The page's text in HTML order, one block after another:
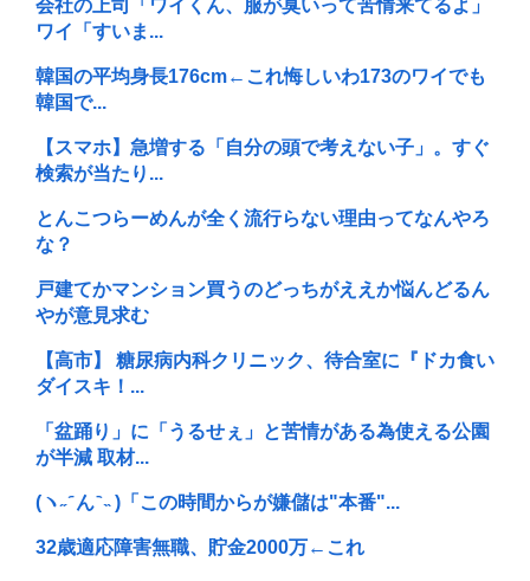
会社の上司「ワイくん、服が臭いって苦情来てるよ」
ワイ「すいま...
韓国の平均身長176cm←これ悔しいわ173のワイでも
韓国で...
【スマホ】急増する「自分の頭で考えない子」。すぐ
検索が当たり...
とんこつらーめんが全く流行らない理由ってなんやろ
な？
戸建てかマンション買うのどっちがええか悩んどるん
やが意見求む
【高市】 糖尿病内科クリニック、待合室に『ドカ食い
ダイスキ！...
「盆踊り」に「うるせぇ」と苦情がある為使える公園
が半減 取材...
(ヽ˶ ᷇ ん ᷆ ˵ )「この時間からが嫌儲は"本番"...
32歳適応障害無職、貯金2000万←これ